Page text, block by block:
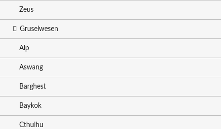
Zeus
Gruselwesen
Alp
Aswang
Barghest
Baykok
Cthulhu